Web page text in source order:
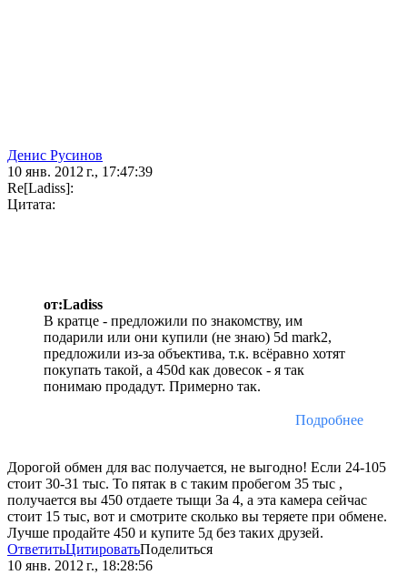
Денис Русинов
10 янв. 2012 г., 17:47:39
Re[Ladiss]:
Цитата:
от:Ladiss
В кратце - предложили по знакомству, им
подарили или они купили (не знаю) 5d mark2,
предложили из-за объектива, т.к. всёравно хотят
покупать такой, а 450d как довесок - я так
понимаю продадут. Примерно так.
Подробнее
Дорогой обмен для вас получается, не выгодно! Если 24-105
стоит 30-31 тыс. То пятак в с таким пробегом 35 тыс ,
получается вы 450 отдаете тыщи За 4, а эта камера сейчас
стоит 15 тыс, вот и смотрите сколько вы теряете при обмене.
Лучше продайте 450 и купите 5д без таких друзей.
ОтветитьЦитироватьПоделиться
10 янв. 2012 г., 18:28:56